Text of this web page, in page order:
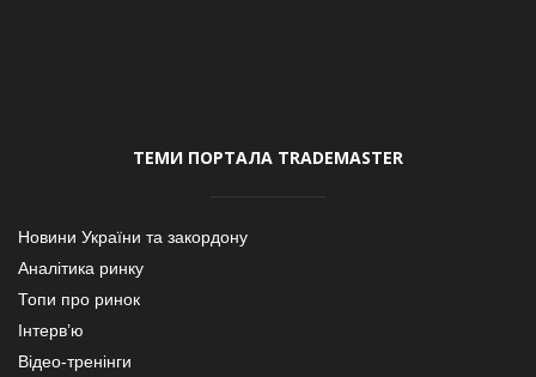
ТЕМИ ПОРТАЛА TRADEMASTER
Новини України та закордону
Аналітика ринку
Топи про ринок
Інтерв’ю
Відео-тренінги